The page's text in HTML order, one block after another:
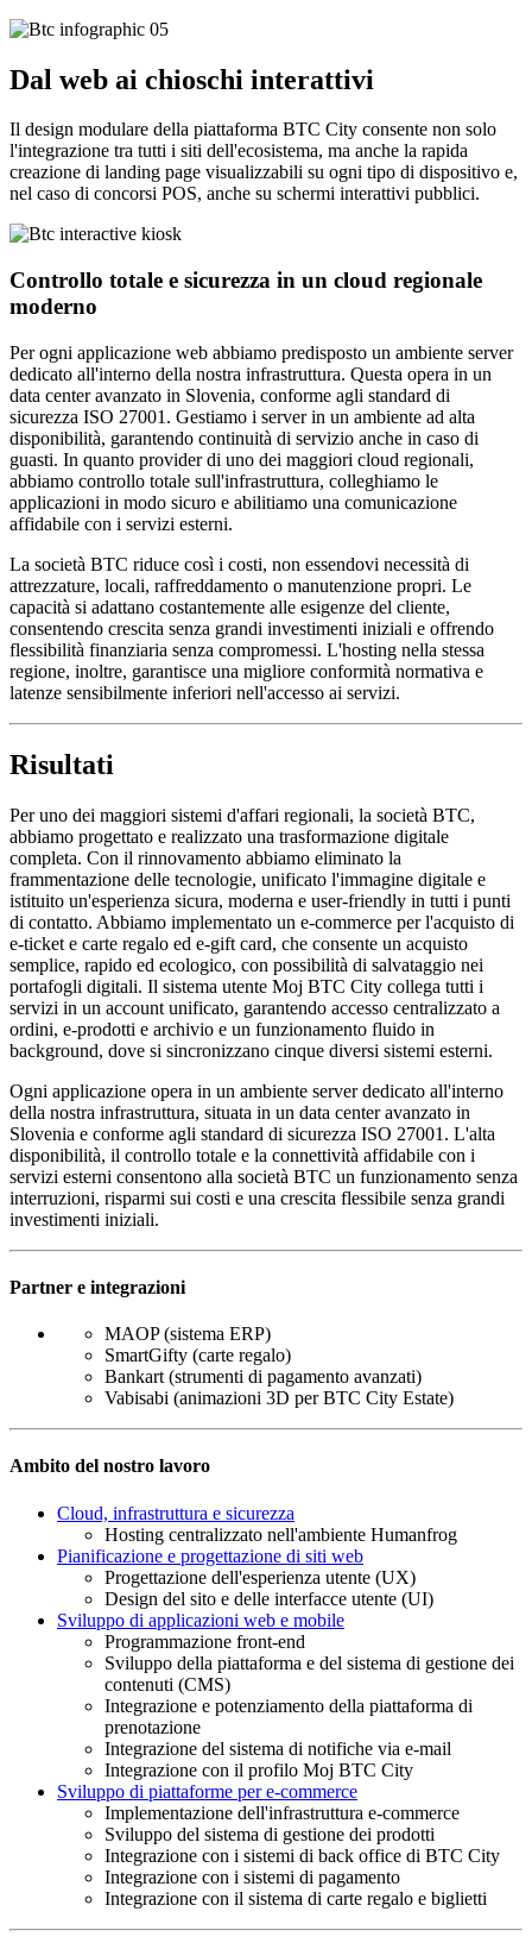
Dal web ai chioschi interattivi
Il design modulare della piattaforma BTC City consente non solo
l'integrazione tra tutti i siti dell'ecosistema, ma anche la rapida
creazione di landing page visualizzabili su ogni tipo di dispositivo e,
nel caso di concorsi POS, anche su schermi interattivi pubblici.
Controllo totale e sicurezza in un cloud regionale
moderno
Per ogni applicazione web abbiamo predisposto un ambiente server
dedicato all'interno della nostra infrastruttura. Questa opera in un
data center avanzato in Slovenia, conforme agli standard di
sicurezza ISO 27001. Gestiamo i server in un ambiente ad alta
disponibilità, garantendo continuità di servizio anche in caso di
guasti. In quanto provider di uno dei maggiori cloud regionali,
abbiamo controllo totale sull'infrastruttura, colleghiamo le
applicazioni in modo sicuro e abilitiamo una comunicazione
affidabile con i servizi esterni.
La società BTC riduce così i costi, non essendovi necessità di
attrezzature, locali, raffreddamento o manutenzione propri. Le
capacità si adattano costantemente alle esigenze del cliente,
consentendo crescita senza grandi investimenti iniziali e offrendo
flessibilità finanziaria senza compromessi. L'hosting nella stessa
regione, inoltre, garantisce una migliore conformità normativa e
latenze sensibilmente inferiori nell'accesso ai servizi.
Risultati
Per uno dei maggiori sistemi d'affari regionali, la società BTC,
abbiamo progettato e realizzato una trasformazione digitale
completa. Con il rinnovamento abbiamo eliminato la
frammentazione delle tecnologie, unificato l'immagine digitale e
istituito un'esperienza sicura, moderna e user-friendly in tutti i punti
di contatto. Abbiamo implementato un e-commerce per l'acquisto di
e-ticket e carte regalo ed e-gift card, che consente un acquisto
semplice, rapido ed ecologico, con possibilità di salvataggio nei
portafogli digitali. Il sistema utente Moj BTC City collega tutti i
servizi in un account unificato, garantendo accesso centralizzato a
ordini, e-prodotti e archivio e un funzionamento fluido in
background, dove si sincronizzano cinque diversi sistemi esterni.
Ogni applicazione opera in un ambiente server dedicato all'interno
della nostra infrastruttura, situata in un data center avanzato in
Slovenia e conforme agli standard di sicurezza ISO 27001. L'alta
disponibilità, il controllo totale e la connettività affidabile con i
servizi esterni consentono alla società BTC un funzionamento senza
interruzioni, risparmi sui costi e una crescita flessibile senza grandi
investimenti iniziali.
Partner e integrazioni
MAOP (sistema ERP)
SmartGifty (carte regalo)
Bankart (strumenti di pagamento avanzati)
Vabisabi (animazioni 3D per BTC City Estate)
Ambito del nostro lavoro
Cloud, infrastruttura e sicurezza
Hosting centralizzato nell'ambiente Humanfrog
Pianificazione e progettazione di siti web
Progettazione dell'esperienza utente (UX)
Design del sito e delle interfacce utente (UI)
Sviluppo di applicazioni web e mobile
Programmazione front-end
Sviluppo della piattaforma e del sistema di gestione dei
contenuti (CMS)
Integrazione e potenziamento della piattaforma di
prenotazione
Integrazione del sistema di notifiche via e-mail
Integrazione con il profilo Moj BTC City
Sviluppo di piattaforme per e-commerce
Implementazione dell'infrastruttura e-commerce
Sviluppo del sistema di gestione dei prodotti
Integrazione con i sistemi di back office di BTC City
Integrazione con i sistemi di pagamento
Integrazione con il sistema di carte regalo e biglietti